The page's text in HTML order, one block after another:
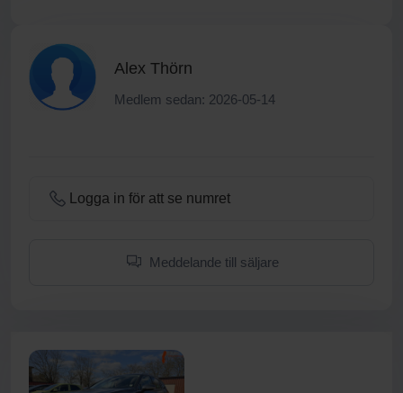
Alex Thörn
Medlem sedan: 2026-05-14
Logga in för att se numret
Meddelande till säljare